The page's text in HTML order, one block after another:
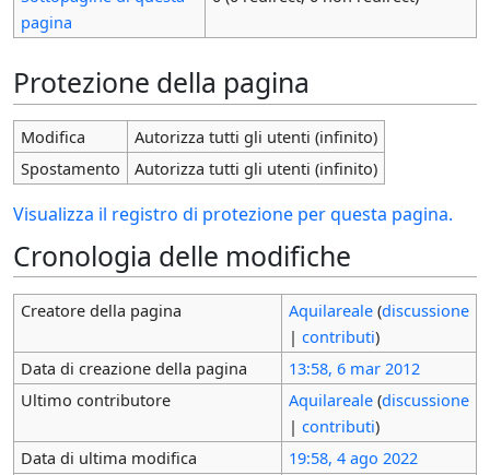
pagina
Protezione della pagina
Modifica
Autorizza tutti gli utenti (infinito)
Spostamento
Autorizza tutti gli utenti (infinito)
Visualizza il registro di protezione per questa pagina.
Cronologia delle modifiche
Creatore della pagina Aquilareale (discussione
| contributi)
Data di creazione della pagina
13:58, 6 mar 2012
Ultimo contributore
Aquilareale (discussione
| contributi)
Data di ultima modifica
19:58, 4 ago 2022